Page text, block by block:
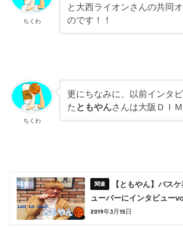
ちくわ
と大西ライオンさんの共同
のです！！
ちくわ
更にちなみに、以前インタ
た ともやんさんは大阪ＤＩＭ
【ともやん】バス
ューバーにインタビュー
2019年3月15日